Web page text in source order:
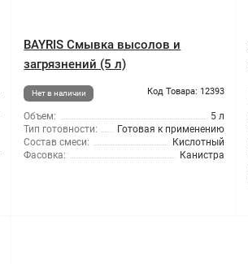
BAYRIS Смывка высолов и
загрязнений (5 л)
Нет в наличии Код Товара: 12393
Объем:
5 л
Тип готовности:
Готовая к применению
Состав смеси:
Кислотный
Фасовка:
Канистра